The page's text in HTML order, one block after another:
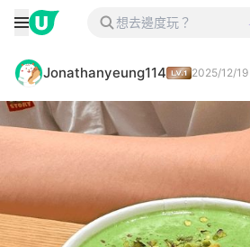
Jonathanyeung114 2025/12/19